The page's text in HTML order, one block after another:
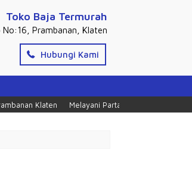
Toko Baja Termurah
No:16, Prambanan, Klaten
Hubungi Kami
Klaten Melayani Partai Dan Ecer, Tlpn = 0274